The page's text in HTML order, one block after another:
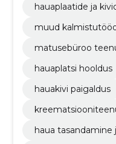
hauaplaatide ja
muud
matusebüroo
hauaplatsi hooldus
hauakivi paigaldus
haua tasandamine